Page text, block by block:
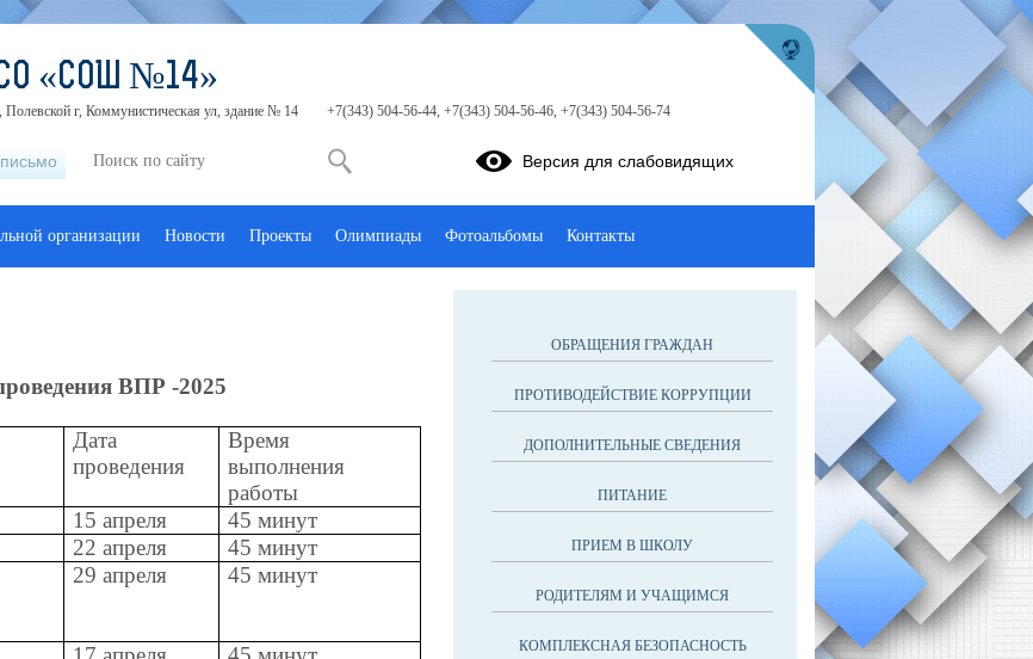
ВПР -2025
Дата
проведения
Время
выполнения
работы
15 апреля
45 минут
22 апреля
45 минут
29 апреля 45 минут
ОБРАЩЕНИЯ ГРАЖДАН
ПРОТИВОДЕЙСТВИЕ КОРРУПЦИИ
ДОПОЛНИТЕЛЬНЫЕ СВЕДЕНИЯ
ПИТАНИЕ
ПРИЕМ В ШКОЛУ
РОДИТЕЛЯМ И УЧАЩИМСЯ
КОМПЛЕКСНАЯ БЕЗОПАСНОСТЬ
«СОШ №14»
г, Коммунистическая ул, здание № 14 +7(343) 504-56-44, +7(343) 504-56-46, +7(343) 504-56-74
Версия для слабовидящих
организации Новости Проекты Олимпиады Фотоальбомы Контакты